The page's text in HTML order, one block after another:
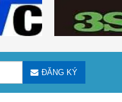
ĐĂNG KÝ